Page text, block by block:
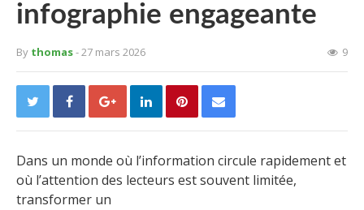
infographie engageante
By thomas- 27 mars 2026 9
Dans un monde où l’information circule rapidement et
où l’attention des lecteurs est souvent limitée,
transformer un